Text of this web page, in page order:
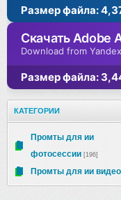
Размер файла:
Скачать Adobe
Download from
Размер файла:
КАТЕГОРИИ
Промты для ии
фотосессии [196]
Промты для ии видео